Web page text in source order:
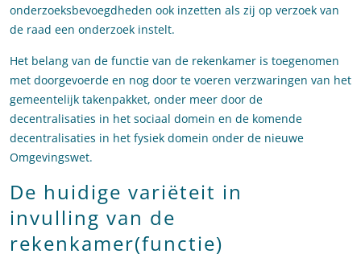
onderzoeksbevoegdheden ook inzetten als zij op verzoek van
de raad een onderzoek instelt.
Het belang van de functie van de rekenkamer is toegenomen
met doorgevoerde en nog door te voeren verzwaringen van het
gemeentelijk takenpakket, onder meer door de
decentralisaties in het sociaal domein en de komende
decentralisaties in het fysiek domein onder de nieuwe
Omgevingswet.
De huidige variëteit in
invulling van de
rekenkamer(functie)